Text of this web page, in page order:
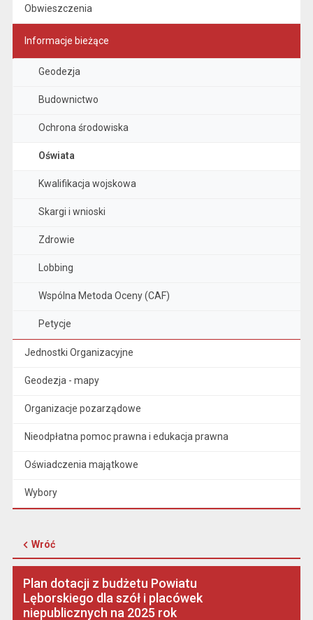
Obwieszczenia
Informacje bieżące
Geodezja
Budownictwo
Ochrona środowiska
Oświata
Kwalifikacja wojskowa
Skargi i wnioski
Zdrowie
Lobbing
Wspólna Metoda Oceny (CAF)
Petycje
Jednostki Organizacyjne
Geodezja - mapy
Organizacje pozarządowe
Nieodpłatna pomoc prawna i edukacja prawna
Oświadczenia majątkowe
Wybory
Wróć
Plan dotacji z budżetu Powiatu
Lęborskiego dla szół i placówek
niepublicznych na 2025 rok